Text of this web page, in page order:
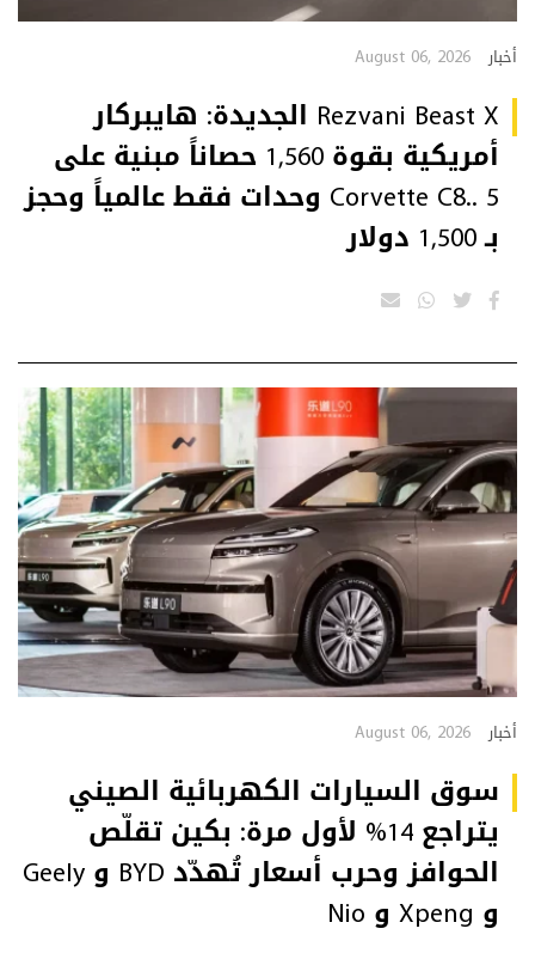
أخبار August 06, 2026
Rezvani Beast X الجديدة: هايبركار
أمريكية بقوة 1,560 حصاناً مبنية على
Corvette C8.. 5 وحدات فقط عالمياً وحجز
بـ 1,500 دولار
أخبار August 06, 2026
سوق السيارات الكهربائية الصيني
يتراجع 14% لأول مرة: بكين تقلّص
الحوافز وحرب أسعار تُهدّد BYD و Geely
و Xpeng و Nio